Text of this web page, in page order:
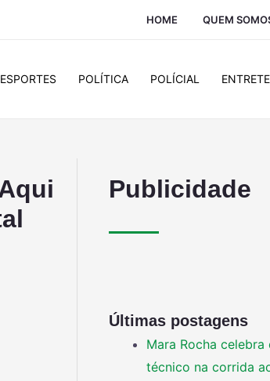
HOME QUEM
ESPORTES POLÍTICA POLÍCIAL
Publicidade
Últimas postagens
Mara Rocha celebra
técnico na corrida